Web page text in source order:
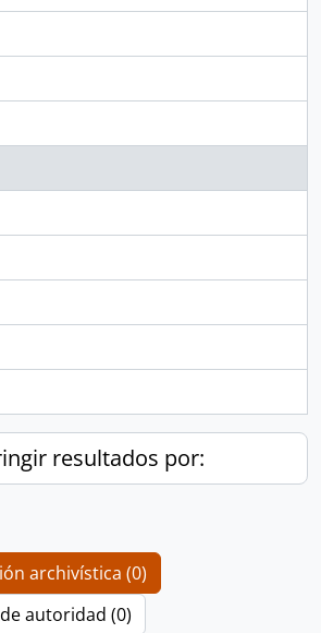
resultados por:
archivística (0)
autoridad (0)